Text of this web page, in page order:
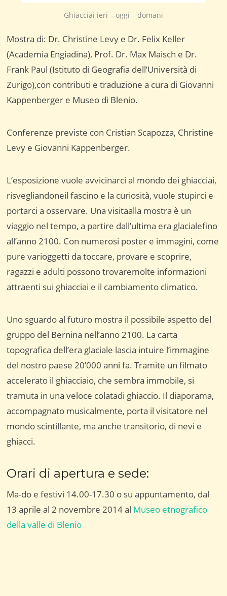
Ghiacciai ieri – oggi – domani
Mostra di: Dr. Christine Levy e Dr. Felix Keller
(Academia Engiadina), Prof. Dr. Max Maisch e Dr.
Frank Paul (Istituto di Geografia dell’Università di
Zurigo),con contributi e traduzione a cura di Giovanni
Kappenberger e Museo di Blenio.
Conferenze previste con Cristian Scapozza, Christine
Levy e Giovanni Kappenberger.
L’esposizione vuole avvicinarci al mondo dei ghiacciai,
risvegliandoneil fascino e la curiosità, vuole stupirci e
portarci a osservare. Una visitaalla mostra è un
viaggio nel tempo, a partire dall’ultima era glacialefino
all’anno 2100. Con numerosi poster e immagini, come
pure varioggetti da toccare, provare e scoprire,
ragazzi e adulti possono trovaremolte informazioni
attraenti sui ghiacciai e il cambiamento climatico.
Uno sguardo al futuro mostra il possibile aspetto del
gruppo del Bernina nell’anno 2100. La carta
topografica dell’era glaciale lascia intuire l’immagine
del nostro paese 20’000 anni fa. Tramite un filmato
accelerato il ghiacciaio, che sembra immobile, si
tramuta in una veloce colatadi ghiaccio. Il diaporama,
accompagnato musicalmente, porta il visitatore nel
mondo scintillante, ma anche transitorio, di nevi e
ghiacci.
Orari di apertura e sede:
Ma-do e festivi 14.00-17.30 o su appuntamento, dal
13 aprile al 2 novembre 2014 al Museo etnografico
della valle di Blenio